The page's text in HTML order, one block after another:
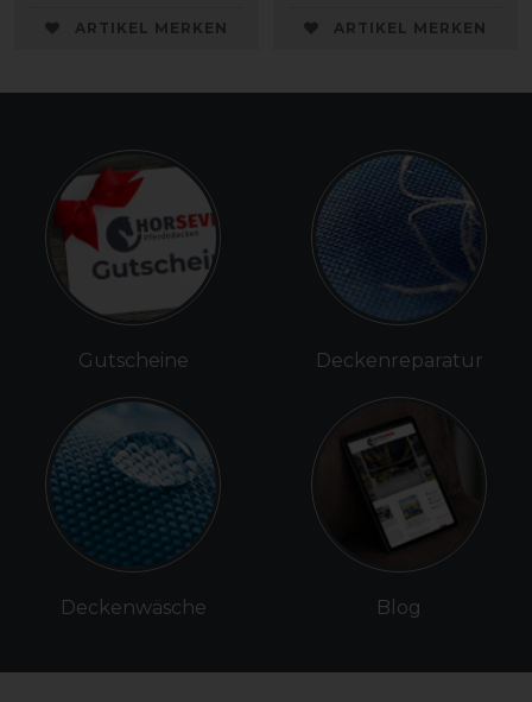
ARTIKEL MERKEN ARTIKEL MERKEN
Gutscheine
Deckenwäsche
Deckenreparatur
Blog